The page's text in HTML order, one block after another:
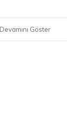
Devamını Göster